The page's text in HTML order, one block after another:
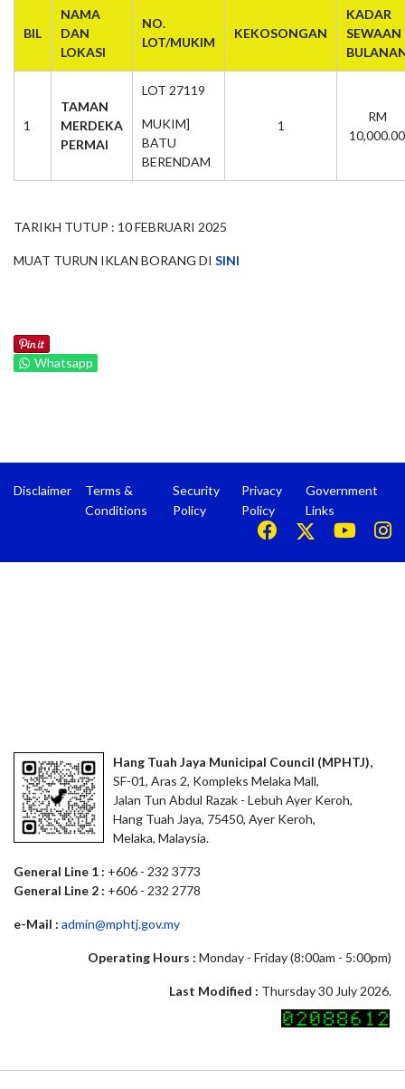
BIL
NAMA
DAN
LOKASI
NO.
LOT/MUKIM
KEKOSONGAN
KADAR
SEWAAN
1
TAMAN
MERDEKA
PERMAI
LOT 27119
MUKIM]
BATU
BERENDAM
1
RM
10,000.00
TARIKH TUTUP : 10 FEBRUARI 2025
MUAT TURUN IKLAN BORANG DI SINI
Whatsapp
Disclaimer
Terms &
Conditions
Security
Policy
Privacy
Policy
Government
Links
Hang Tuah Jaya Municipal Council (MPHTJ),
SF-01, Aras 2, Kompleks Melaka Mall,
Jalan Tun Abdul Razak - Lebuh Ayer Keroh,
Hang Tuah Jaya, 75450, Ayer Keroh,
Melaka, Malaysia.
General Line 1 : +606 - 232 3773
General Line 2 : +606 - 232 2778
e-Mail : admin@mphtj.gov.my
Operating Hours : Monday - Friday (8:00am - 5:00pm)
Last Modified : Thursday 30 July 2026.